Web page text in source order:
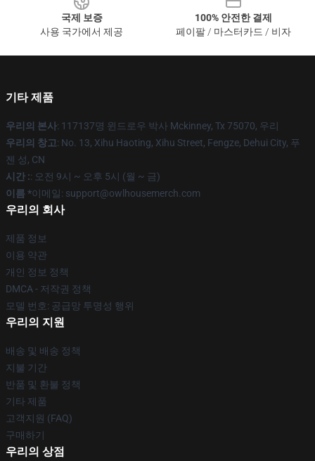
국제 보증
사용 국가에서 제공
100% 안전한 결제
페이팔 / 마스터카드 / 비자
기타 제품
우리의 본사: 117137명 윈드로우 박사 Mckinney, Tx 75070, 우리
우리의 창고: No. 13, Xihu Haoting, Xihu Street, Fengze, Dehui City, 푸
젠 성, CN
시간 :: 오전 9시 ~ 오후 5시 (월 ~ 금)
이름 *이메일: support@owlhousemerch.com
우리의 회사
제품 정보
이용 약관
개인 정보 정책
DMCA - 저작권 정책
모델 번호: 공급망 투명성 행위
우리의 지원
배송 및 배송 정책
지불 기간
반품 및 환불 정책
기타 제품
고객지원 (FAQ)
구매하기
우리의 상점